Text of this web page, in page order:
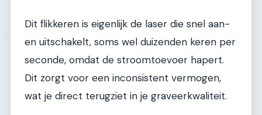
Dit flikkeren is eigenlijk de laser die snel aan-
en uitschakelt, soms wel duizenden keren per
seconde, omdat de stroomtoevoer hapert.
Dit zorgt voor een inconsistent vermogen,
wat je direct terugziet in je graveerkwaliteit.